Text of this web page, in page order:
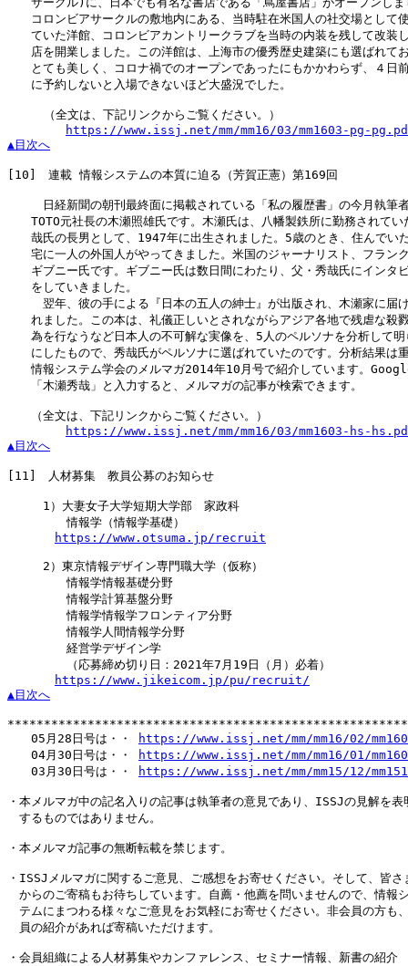
コロンビアサークルの敷地内にある、当時駐在米国人の社交場として
ていた洋館、コロンビアカントリークラブを当時の内装を残して改装
店を開業しました。この洋館は、上海市の優秀歴史建築にも選ばれて
とても美しく、コロナ禍でのオープンであったにもかかわらず、４日
に予約しないと入場できないほど大盛況でした。
     （全文は、下記リンクからご覧ください。）
https://www.issj.net/mm/mm16/03/mm1603-pg-
▲目次へ
[10] 連載 情報システムの本質に迫る（芳賀正憲）第169回
日経新聞の朝刊最終面に掲載されている「私の履歴書」の今月執筆
TOTO元社長の木瀬照雄氏です。木瀬氏は、八幡製鉄所に勤務されてい
哉氏の長男として、1947年に出生されました。5歳のとき、住んでい
宅に一人の外国人がやってきました。米国のジャーナリスト、フラン
ギブニー氏です。ギブニー氏は数日間にわたり、父・秀哉氏にインタ
をしていきました。
翌年、彼の手による『日本の五人の紳士』が出版され、木瀬家に届
れました。この本は、礼儀正しいとされながらアジア各地で残虐な殺
為を行なうなど日本人の不可解な実像を、5人のペルソナを分析して明
にしたもので、秀哉氏がペルソナに選ばれていたのです。分析結果は
情報システム学会のメルマガ2014年10月号で紹介しています。
「木瀬秀哉」と入力すると、メルマガの記事が検索できます。
（全文は、下記リンクからご覧ください。）
https://www.issj.net/mm/mm16/03/mm1603-hs-
▲目次へ
[11] 人材募集　教員公募のお知らせ
1）大妻女子大学短期大学部　家政科
情報学（情報学基礎）
https://www.otsuma.jp/recruit
2）東京情報デザイン専門職大学（仮称）
情報学情報基礎分野
情報学計算基盤分野
情報学情報学フロンティア分野
情報学人間情報学分野
経営学デザイン学
（応募締め切り日：2021年7月19日（月）必着）
https://www.jikeicom.jp/pu/recruit/
▲目次へ
05月28日号は・・
https://www.issj.net/mm/mm16/02/
04月30日号は・・
https://www.issj.net/mm/mm16/01/
03月30日号は・・
https://www.issj.net/mm/mm15/12/
・本メルマガ中の記名入りの記事は執筆者の意見であり、ISSJの見解を表
するものではありません。
・本メルマガ記事の無断転載を禁じます。
・ISSJメルマガに関するご意見、ご感想をお寄せください。そして、皆さ
からのご寄稿もお待ちしています。自薦・他薦を問いませんので、情報
テムにまつわる様々なご意見をお気軽にお寄せください。非会員の方も
員の紹介があれば寄稿いただけます。
・会員組織による人材募集やカンファレンス、セミナー情報、新書の紹介